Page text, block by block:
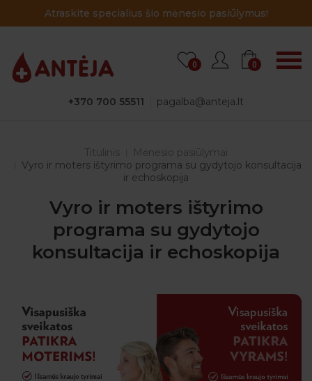
Atraskite specialius šio mėnesio pasiūlymus!
+370 700 55511 pagalba@anteja.lt
0 0
Titulinis
Mėnesio pasiūlymai
Vyro ir moters ištyrimo programa su gydytojo konsultacija
ir echoskopija
Vyro ir moters ištyrimo
programa su gydytojo
konsultacija ir echoskopija